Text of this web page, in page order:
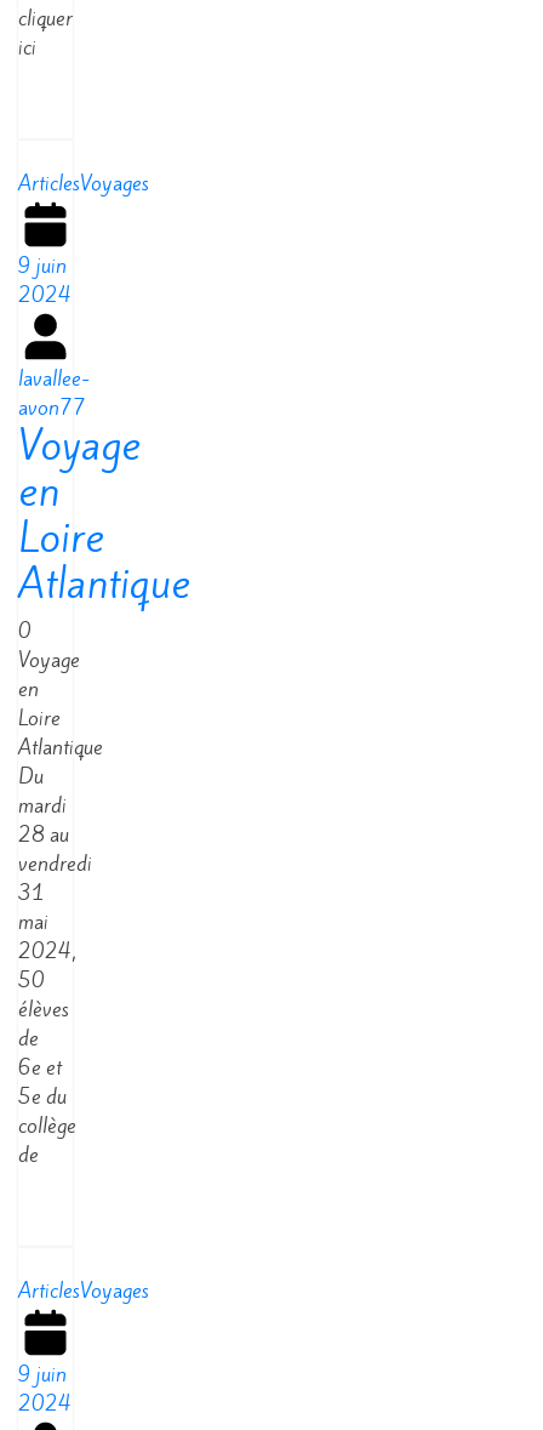
cliquer
ici
ArticlesVoyages
9 juin
2024
lavallee-
avon77
Voyage
en
Loire
Atlantique
0
Voyage
en
Loire
Atlantique
Du
mardi
28 au
vendredi
31
mai
2024,
50
élèves
de
6e et
5e du
collège
de
ArticlesVoyages
9 juin
2024